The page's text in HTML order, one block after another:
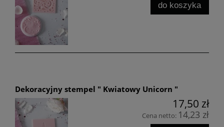
do koszyka
Dekoracyjny stempel " Kwiatowy Unicorn "
17,50 zł
Cena netto: 14,23 zł